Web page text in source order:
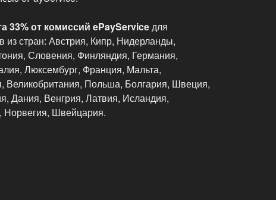
33% от комиссий ePayServiceдля
из стран: Австрия, Кипр, Нидерланды,
Словения, Финляндия, Германия,
Люксембург, Франция, Мальта,
Великобритания, Польша, Болгария, Швеция,
Дания, Венгрия, Латвия, Исландия,
Норвегия, Швейцария.